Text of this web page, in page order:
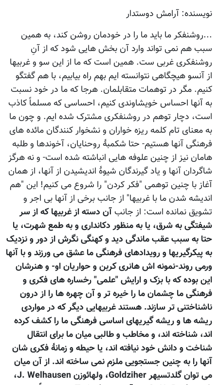
نویسنده: آرامش دوستدار
...روشنفکر ما باید ما را در خودمان روشن کند، به همین
سبب هم نمی تواند وارد آن بخش هایی شود که از آنِ
روشنفکری غربی ست. همین است که ما از این سو و غربیها
از آنسو هیچگاهی نتوانسته ایم بهم راه بیابیم، با هم گفتگو
کنیم. مگر در توهمات متقابلمان. هرجا که ما در خود نسبت
به آنها احساس خویشاوندی کنیم، احساسی که مسلماً کاذب
است، دچار توهم در روشنفکری مشترک شده ایم. و چون ما
به معنای تام کلمه ریزه خواران و نشخوار کنندگان مائده های
فرهنگی آنها هستیم- حتا شکمبۀ روحنایان، آخوندها و طلبه
هامان نیز از چنین علوفه هایی انباشته شده است- و نه هرگز
شاگردان آنها و یاد گیرندگان شیوۀ اندیشیدن از آنها، از همان
آغاز با چنین توهمی "فکر کردن" را شروع می کنیم! این "هم
اندیشه شدن ما با غربیها" از جانب برخی از آنها بی اجر و
تشویق نمانده است: از جانب آن دسته از غربیها که از سر
شیفتگی به شرق، یا به منظور دکانداری و به طمع شهرت، یا
حتا به سبب عقب ماندگی دید و کهنگی نگرش از دور و نزدیک
به پیکرگیریها و رویدادهای فرهنگی ما عشق می ورزند و با آنها
ورمی روند-نمونه اش هانری کربن و حواریان او- و هنرشان
این بوده که با بزک و ارایش "علمی" رخساره های فکری و
فرهنگی ما چشمان ما را خیره تر و آن چهره ها را از درون
ناشناختنی تر سازند. هستند غربیهایی دیگر که در مواردی
ریشه ها و ریشه گیریهای اساسی فرهنگی ما را کشف کرده
اند، شناخته اند، و مخاطب و طالبی میان ما برای انتقال
شناخت و دانش خود نیافته اند، یا حیطه و زمانۀ فکری شان
آنها را به چنین جستجویی ملزم نمی ساخته اند. از آن میان
می توان گلدتسیهر Goldziher، ولهائوزن J. Welhausen،